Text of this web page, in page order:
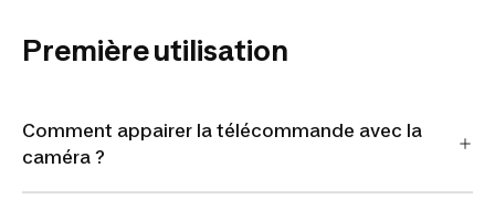
Première utilisation
Comment appairer la télécommande avec la
caméra ?